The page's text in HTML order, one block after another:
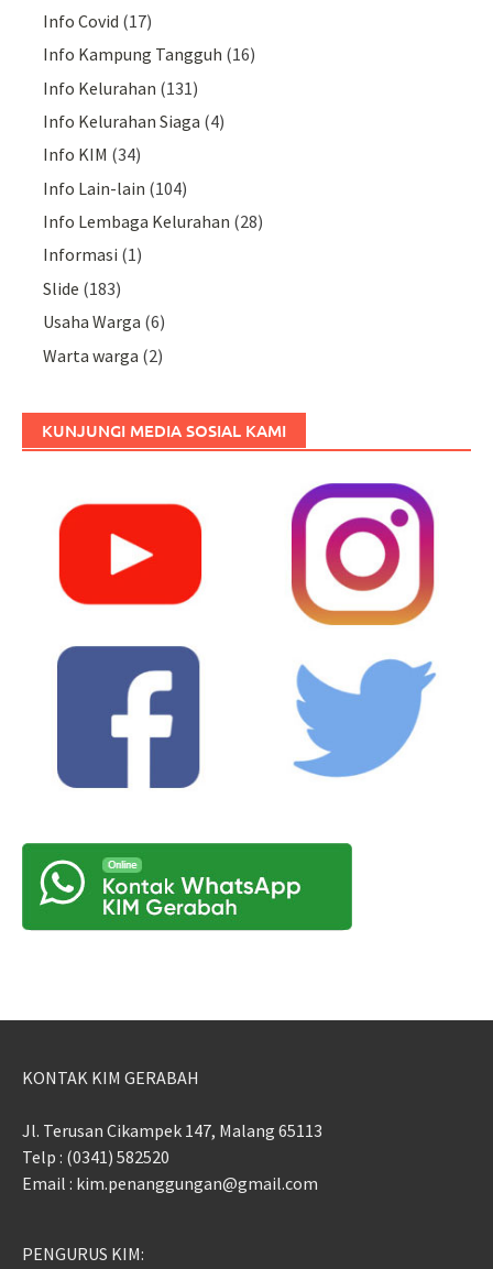
Info Covid (17)
Info Kampung Tangguh (16)
Info Kelurahan (131)
Info Kelurahan Siaga (4)
Info KIM (34)
Info Lain-lain (104)
Info Lembaga Kelurahan (28)
Informasi (1)
Slide (183)
Usaha Warga (6)
Warta warga (2)
KUNJUNGI MEDIA SOSIAL KAMI
KONTAK KIM GERABAH
Jl. Terusan Cikampek 147, Malang 65113
Telp : (0341) 582520
Email : kim.penanggungan@gmail.com
PENGURUS KIM: